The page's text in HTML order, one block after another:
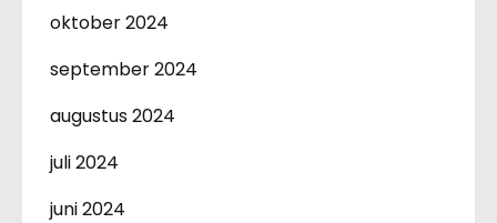
oktober 2024
september 2024
augustus 2024
juli 2024
juni 2024